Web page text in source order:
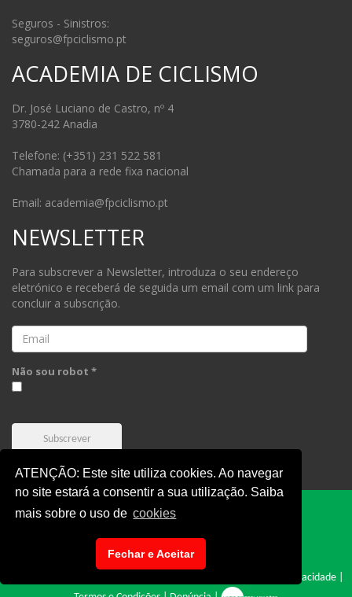
ATENÇÃO: Este site utiliza cookies. Ao navegar
no site estará a consentir a sua utilização. Saiba
mais sobre o uso de cookies
Fechar e Aceitar
Seguros - Sinistros:
seguros@fpciclismo.pt
ACADEMIA DE CICLISMO
Dr. José Luciano de Castro, nº 4
3780-242 Anadia
Telefone: (+351) 231 522 581
Chamada para a rede fixa nacional
Email: academia@fpciclismo.pt
NEWSLETTER
Para subscrever a Newsletter, introduza o seu endereço
eletrónico e receberá de seguida um email com um link para
concluir a subscrição.
Email
Não sou robot *
Subscrever
Politica e Privacidade